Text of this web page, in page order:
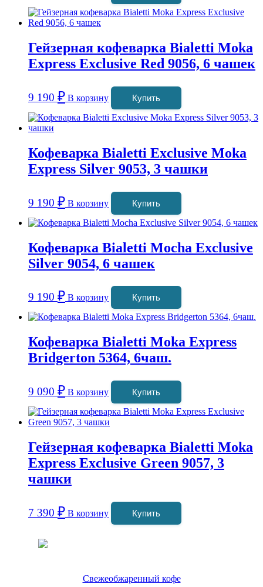
Гейзерная кофеварка Bialetti Moka
Express Exclusive Red 9056, 6 чашек
9 190 ₽ В корзину Купить
Кофеварка Bialetti Exclusive Moka
Express Silver 9053, 3 чашки
9 190 ₽ В корзину Купить
Кофеварка Bialetti Mocha Exclusive
Silver 9054, 6 чашек
9 190 ₽ В корзину Купить
Кофеварка Bialetti Moka Express
Bridgerton 5364, 6чаш.
9 090 ₽ В корзину Купить
Гейзерная кофеварка Bialetti Moka
Express Exclusive Green 9057, 3
чашки
7 390 ₽ В корзину Купить
Свежеобжаренный кофе